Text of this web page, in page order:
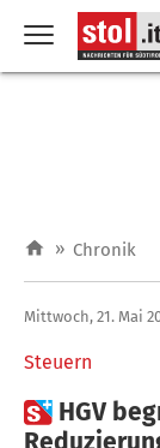
» Chronik
Steuern
Mittwoch, 21. Mai
 HGV